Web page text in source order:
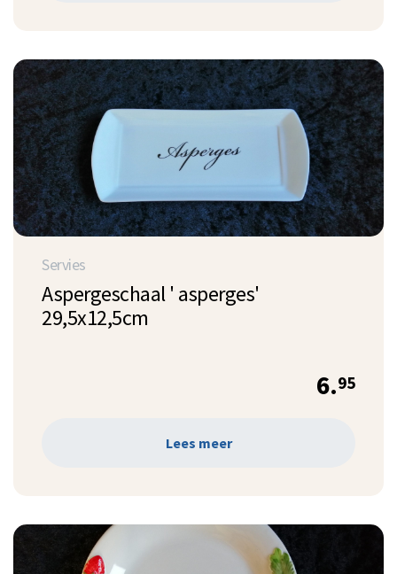
Servies
Aspergeschaal ' asperges'
29,5x12,5cm
6.95
Lees meer